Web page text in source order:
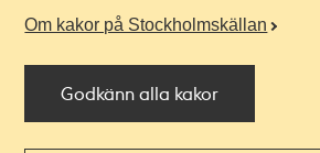
Om kakor på Stockholmskällan
Godkänn alla kakor